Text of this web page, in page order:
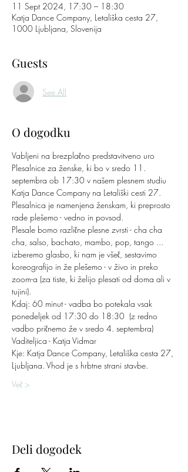
11 Sept 2024, 17:30 – 18:30
Katja Dance Company, Letališka cesta 27,
1000 Ljubljana, Slovenija
Guests
See All
O dogodku
Vabljeni na brezplačno predstavitveno uro
Plesalnice za ženske, ki bo v sredo 11.
septembra ob 17:30 v našem plesnem studiu
Katja Dance Company na Letališki cesti 27.
Plesalnica je namenjena ženskam, ki preprosto
rade plešemo - vedno in povsod.
Plesale bomo različne plesne zvrsti - cha cha
cha, salso, bachato, mambo, pop, tango ...
izberemo glasbo, ki nam je všeč, sestavimo
koreografijo in že plešemo - v živo in preko
zoom-a (za tiste, ki želijo plesati od doma ali v
tujini).
Kdaj: 60 minut - vadba bo potekala vsak
ponedeljek od 17:30 do 18:30  (z redno
vadbo pričnemo že v sredo 4. septembra)
Vaditeljica - Katja Vidmar
Kje: Katja Dance Company, Letališka cesta 27,
Ljubljana. Vhod je s hrbtne strani stavbe.
Več >
Deli dogodek